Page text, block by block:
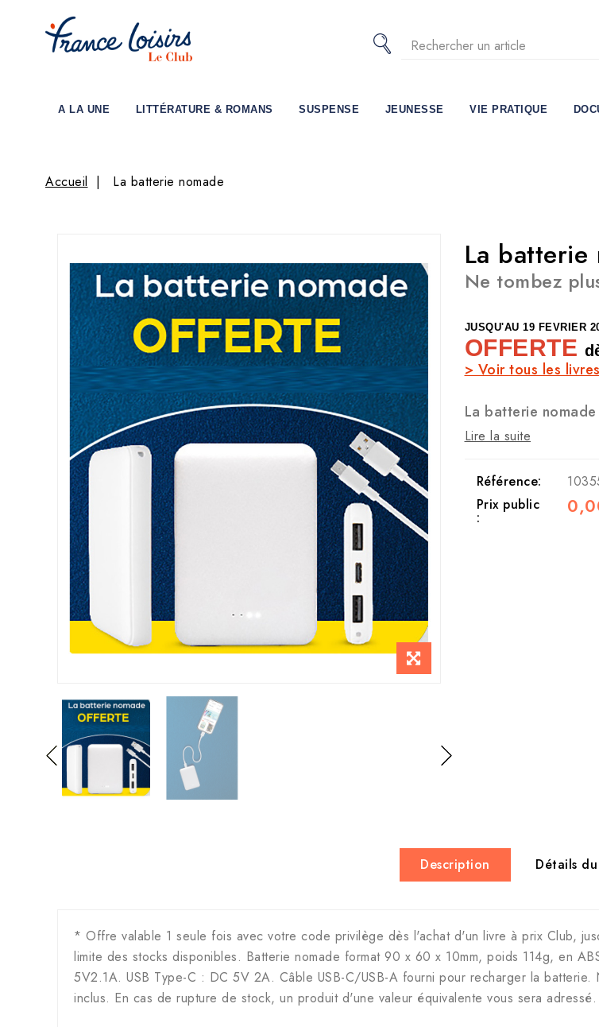
A LA UNE LITTÉRATURE & ROMANS SUSPENSE JEUNESSE VIE PRATIQUE
Accueil La batterie nomade
La batterie
Ne tombez
JUSQU'AU 19 FEVRIER
OFFERTE
> Voir tous les
La batterie
Lire la suite
Référence:
Prix public
:
Description Détails
* Offre valable 1 seule fois avec votre code privilège dès l'achat d'un livre à prix Club,
limite des stocks disponibles. Batterie nomade format 90 x 60 x 10mm, poids 114g, en
5V2.1A. USB Type-C : DC 5V 2A. Câble USB-C/USB-A fourni pour recharger la
inclus. En cas de rupture de stock, un produit d'une valeur équivalente vous sera adressé.